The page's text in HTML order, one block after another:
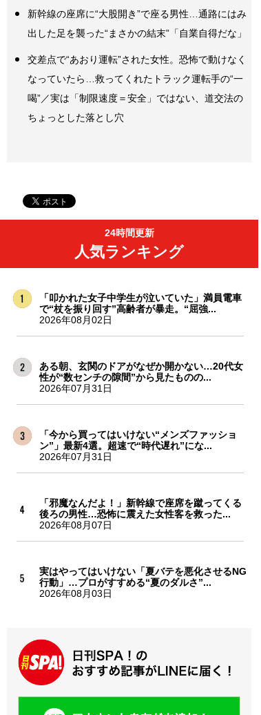
新幹線の座席に“大股開き”で座る男性…通路にはみ
出した足を襲った“まさかの結末”「自業自得だな」
交差点で“あおり運転”された女性。恐怖で動けなく
なっていたら…救ってくれたトラック運転手の“一
喝”／実は「制限速度＝安全」ではない、道交法の
ちょっとした落とし穴
24時間更新
人気ランキング
「叩かれた女子中学生が泣いていた」満員電車
で“杖を振り回す”高齢者が暴走。“屈強...
2026年08月02日
ある朝、玄関のドアがなぜか開かない…20代女
性が“数センチの隙間”から見たものの...
2026年07月31日
「今から買ってはいけない“メンズファッショ
ン”」最新4選。超速で“時代遅れ”にな...
2026年07月31日
「邪魔なんだよ！」新幹線で座席を蹴ってくる
後ろの男性…恐怖に震えた女性客を救った...
2026年08月07日
実はやってはいけない「夏バテを悪化させるNG
行動」…プロがすすめる“夏のダルさ”...
2026年08月03日